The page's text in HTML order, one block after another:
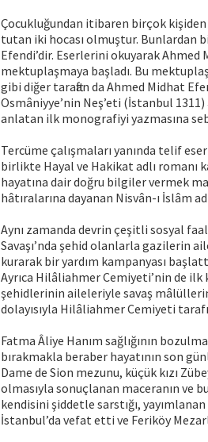
Çocukluğundan itibaren birçok kişiden
tutan iki hocası olmuştur. Bunlardan
Efendi’dir. Eserlerini okuyarak
mektuplaşmaya başladı. Bu
gibi diğer taraftan da Ahmed Midhat
Osmâniyye’nin Neş’eti (İstanbul
anlatan ilk monografiyi yazmasına
Tercüme çalışmaları yanında telif
birlikte Hayal ve Hakikat adlı romanı
hayatına dair doğru bilgiler vermek
hâtıralarına dayanan Nisvân-ı İslâm
Aynı zamanda devrin çeşitli sosyal
Savaşı’nda şehid olanlarla gazilerin
kurarak bir yardım kampanyası
Ayrıca Hilâliahmer Cemiyeti’nin de ilk
şehidlerinin aileleriyle savaş
dolayısıyla Hilâliahmer Cemiyeti
Fatma Âliye Hanım sağlığının
bırakmakla beraber hayatının son
Dame de Sion mezunu, küçük kızı
olmasıyla sonuçlanan maceranın ve
kendisini şiddetle sarstığı,
İstanbul’da vefat etti ve Feriköy